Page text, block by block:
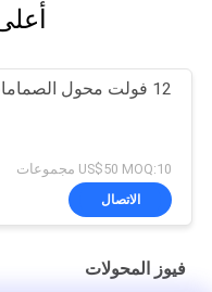
12 فولت محول الصمامات
US$50 MOQ:10 مجموعات
الاتصال
فيوز المحولات